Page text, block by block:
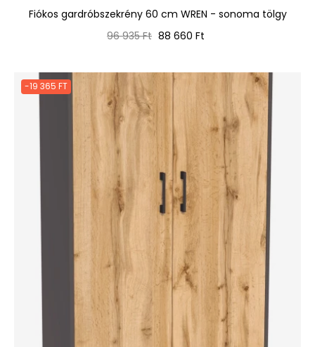
Fiókos gardróbszekrény 60 cm WREN - sonoma tölgy
Normál
96 935 Ft Ár
88 660 Ft
-19 365 FT